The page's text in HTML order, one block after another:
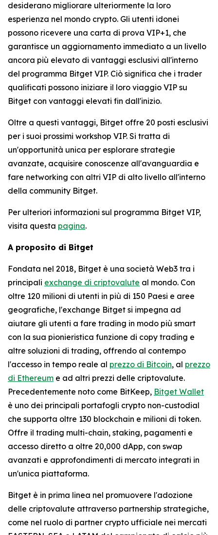
desiderano migliorare ulteriormente la loro
esperienza nel mondo crypto. Gli utenti idonei
possono ricevere una carta di prova VIP+1, che
garantisce un aggiornamento immediato a un livello
ancora più elevato di vantaggi esclusivi all'interno
del programma Bitget VIP. Ciò significa che i trader
qualificati possono iniziare il loro viaggio VIP su
Bitget con vantaggi elevati fin dall'inizio.
Oltre a questi vantaggi, Bitget offre 20 posti esclusivi
per i suoi prossimi workshop VIP. Si tratta di
un'opportunità unica per esplorare strategie
avanzate, acquisire conoscenze all'avanguardia e
fare networking con altri VIP di alto livello all'interno
della community Bitget.
Per ulteriori informazioni sul programma Bitget VIP,
visita questa pagina.
A proposito di Bitget
Fondata nel 2018, Bitget è una società Web3 tra i
principali exchange di criptovalute al mondo. Con
oltre 120 milioni di utenti in più di 150 Paesi e aree
geografiche, l'exchange Bitget si impegna ad
aiutare gli utenti a fare trading in modo più smart
con la sua pionieristica funzione di copy trading e
altre soluzioni di trading, offrendo al contempo
l'accesso in tempo reale al prezzo di Bitcoin, al prezzo
di Ethereum e ad altri prezzi delle criptovalute.
Precedentemente noto come BitKeep, Bitget Wallet
è uno dei principali portafogli crypto non-custodial
che supporta oltre 130 blockchain e milioni di token.
Offre il trading multi-chain, staking, pagamenti e
accesso diretto a oltre 20,000 dApp, con swap
avanzati e approfondimenti di mercato integrati in
un'unica piattaforma.
Bitget è in prima linea nel promuovere l'adozione
delle criptovalute attraverso partnership strategiche,
come nel ruolo di partner crypto ufficiale nei mercati